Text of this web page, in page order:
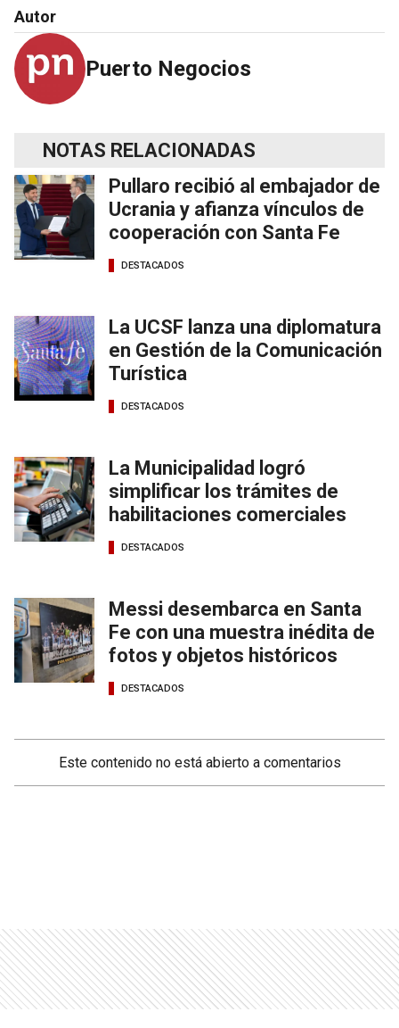
Autor
Puerto Negocios
NOTAS RELACIONADAS
Pullaro recibió al embajador de
Ucrania y afianza vínculos de
cooperación con Santa Fe
DESTACADOS
La UCSF lanza una diplomatura
en Gestión de la Comunicación
Turística
DESTACADOS
La Municipalidad logró
simplificar los trámites de
habilitaciones comerciales
DESTACADOS
Messi desembarca en Santa
Fe con una muestra inédita de
fotos y objetos históricos
DESTACADOS
Este contenido no está abierto a comentarios